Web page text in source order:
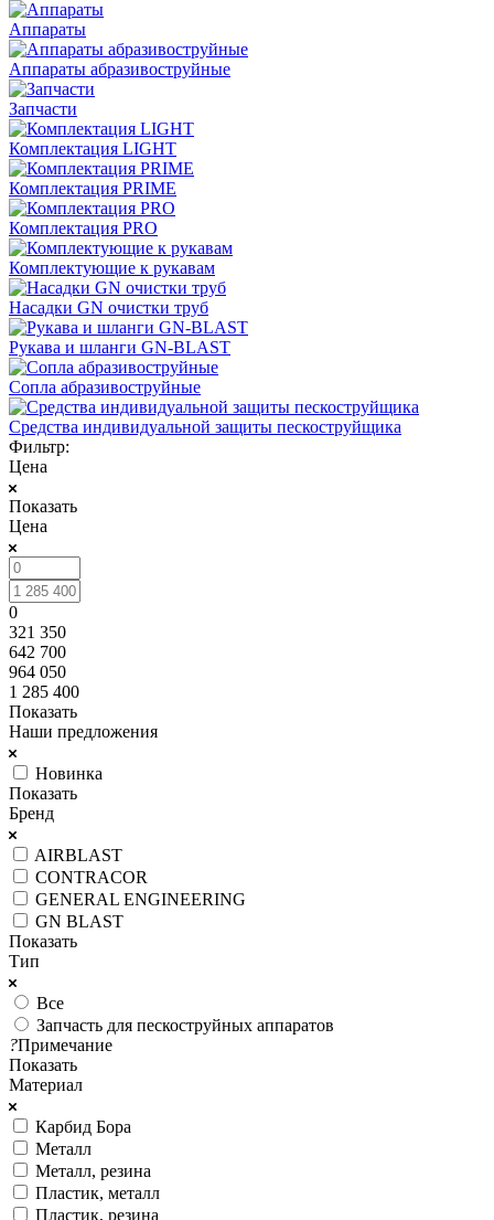
Аппараты
Аппараты абразивоструйные
Запчасти
Комплектация LIGHT
Комплектация PRIME
Комплектация PRO
Комплектующие к рукавам
Насадки GN очистки труб
Рукава и шланги GN-BLAST
Сопла абразивоструйные
Средства индивидуальной защиты пескоструйщика
Фильтр:
Цена
Показать
Цена
0
321 350
642 700
964 050
1 285 400
Показать
Наши предложения
Новинка
Показать
Бренд
AIRBLAST
CONTRACOR
GENERAL ENGINEERING
GN BLAST
Показать
Тип
Все
Запчасть для пескоструйных аппаратов
?Примечание
Показать
Материал
Карбид Бора
Металл
Металл, резина
Пластик, металл
Пластик, резина